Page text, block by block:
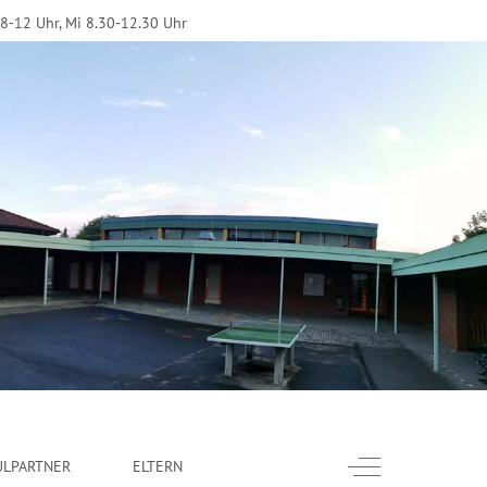
12 Uhr, Mi 8.30-12.30 Uhr
ELTERN Off-Canvas Toggle